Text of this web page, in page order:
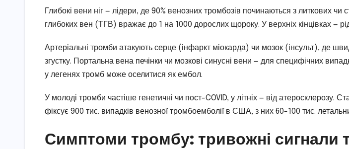
Глибокі вени ніг — лідери, де 90% венозних тромбозів починаються з литкових чи
глибоких вен (ТГВ) вражає до 1 на 1000 дорослих щороку. У верхніх кінцівках —
Артеріальні тромби атакують серце (інфаркт міокарда) чи мозок (інсульт), де
згустку. Портальна вена печінки чи мозкові синусні вени — для специфічних
у легенях тромб може оселитися як ембол.
У молоді тромби частіше генетичні чи пост-COVID, у літніх — від атеросклерозу.
фіксує 900 тис. випадків венозної тромбоемболії в США, з них 60-100 тис.
Симптоми тромбу: тривожні сигнали